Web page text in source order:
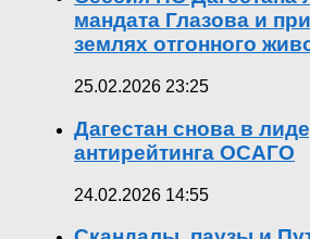
мандата Глазова и
землях отгонного
25.02.2026 23:25
Дагестан снова в
антирейтинга ОСАГО
24.02.2026 14:55